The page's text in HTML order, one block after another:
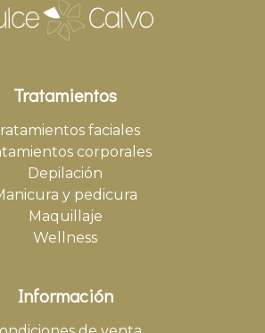
Tratamientos
faciales
corporales
Depilación
y pedicura
Maquillaje
Wellness
Información